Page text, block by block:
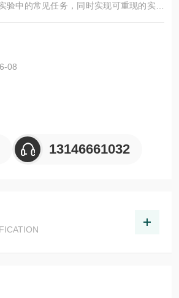
验中的常见任务，同时实现可重现的实验
08
13146661032